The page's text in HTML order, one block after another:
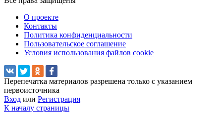
О проекте
Контакты
Политика конфиденциальности
Пользовательское соглашение
Условия использования файлов cookie
Перепечатка материалов разрешена только с указанием
первоисточника
Вход или Регистрация
К началу страницы